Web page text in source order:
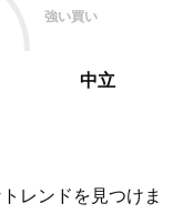
強い買い
中立
レンドを見つけま